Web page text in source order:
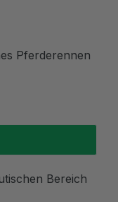
Pferderennen